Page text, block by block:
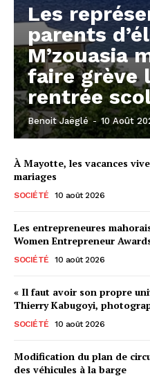
Les
parents
M’zouasia
faire grève
rentrée
Benoit Jaëglé - 10 Août
À Mayotte, les vacances
mariages
SOCIÉTÉ 10 août 2026
Les entrepreneures
Women Entrepreneur
SOCIÉTÉ 10 août 2026
« Il faut avoir son propre
Thierry Kabugoyi,
SOCIÉTÉ 10 août 2026
Modification du plan de
des véhicules à la barge